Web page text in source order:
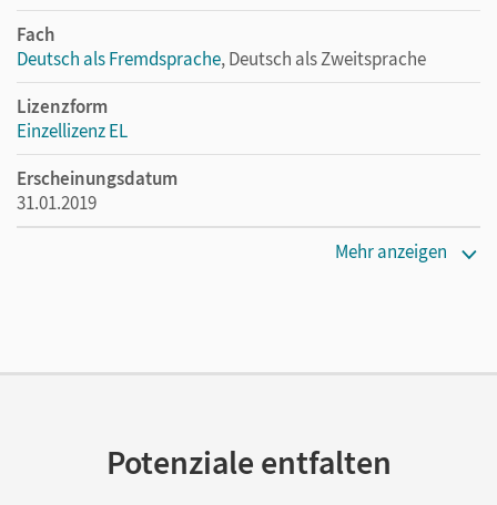
Fach
Deutsch als Fremdsprache, Deutsch als Zweitsprache
Lizenzform
Einzellizenz EL
Erscheinungsdatum
31.01.2019
Mehr anzeigen
Potenziale entfalten